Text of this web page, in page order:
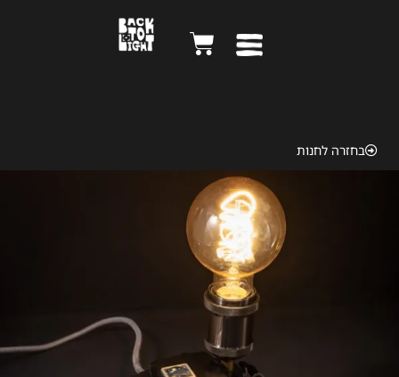
Kodak 1964
בחזרה לחנות